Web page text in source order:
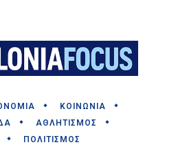
ΚΟΙΝΩΝΙΑ
ΑΘΛΗΤΙΣΜΟΣ
ΠΟΛΙΤΙΣΜΟΣ